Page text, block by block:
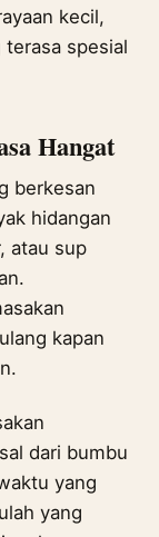
kecil,
terasa spesial
Hangat
berkesan
hidangan
atau sup
kapan
dari bumbu
yang
yang